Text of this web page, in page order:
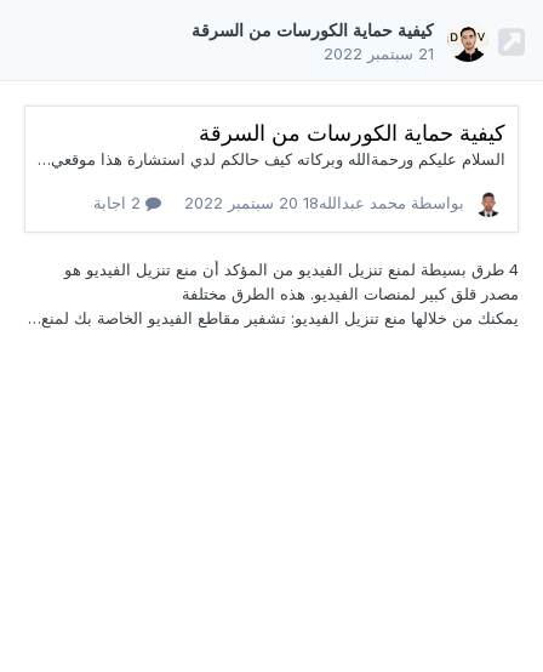
كيفية حماية الكورسات من السرقة
21 سبتمبر 2022
كيفية حماية الكورسات من السرقة
السلام عليكم ورحمةالله وبركاته كيف حالكم لدي استشارة هذا موقعي الالكتروني اود تطويره wpschool7.com اريد ان اضيف الكورسات له وقسم خاص بمتجر للمنتجات الرقمية ما رايكم هل اعملها في subdomin كل واحدة موقع منفصل ام افضل اضيفها كلها في موقع واحد.؟ ثانيا انا طبعا اريد ان اضيف الكورسات كما اخبرتكم واريد حمايتها من السرقة لكن صراحة كل المواقع التي عملتها اضفت الفيديوهات من اليوتيوب وخلاص على كدا اريد طريقة حماية ان وجدت بارك الله فيكم الموقع معمول على ووردبريس
بواسطة محمد عبدالله18 20 سبتمبر 2022
4 طرق بسيطة لمنع تنزيل الفيديو من المؤكد أن منع
تنزيل الفيديو هو
مصدر قلق كبير لمنصات الفيديو. هذه الطرق مختلفة
يمكنك من خلالها منع تنزيل الفيديو: تشفير مقاطع الفيديو الخاصة بك لمنع تنزيلها استخدام العلامة المائية على مقاطع الفيديو استخدام تقنية تشفير DRM لحماية ملفات الفيديو اختيار خدمة DRM كيف تمنع تنزيل الفيديو في ووردبريس؟ في Vdocipher توفر استضافة فيديو آمنة لـ WordPress من خلال تقديم الميزات التالية لهم. دفق مشفر بنظام إدارة الحقوق الرقمية (DR